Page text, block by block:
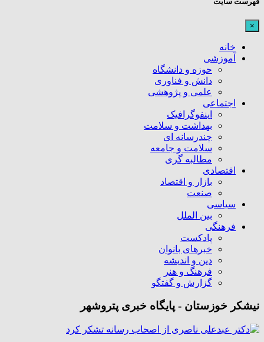
×
خانه
آموزشی
حوزه و دانشگاه
دانش و فناوری
علمی و پژوهشی
اجتماعی
اینفوگرافیک
بهداشت و سلامت
چندرسانه ای
سلامت و جامعه
مطالبه گری
اقتصادی
بازار و اقتصاد
صنعت
سیاسی
بین الملل
فرهنگی
پادکست
خبرهای بانوان
دین و اندیشه
فرهنگ و هنر
گزارش و گفتگو
نیشکر خوزستان - پایگاه خبری پتروشهر